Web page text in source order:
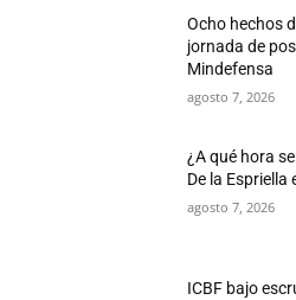
Ocho hechos
jornada de
Mindefensa
agosto 7, 2026
¿A qué hora
De la Espriella
agosto 7, 2026
ICBF bajo